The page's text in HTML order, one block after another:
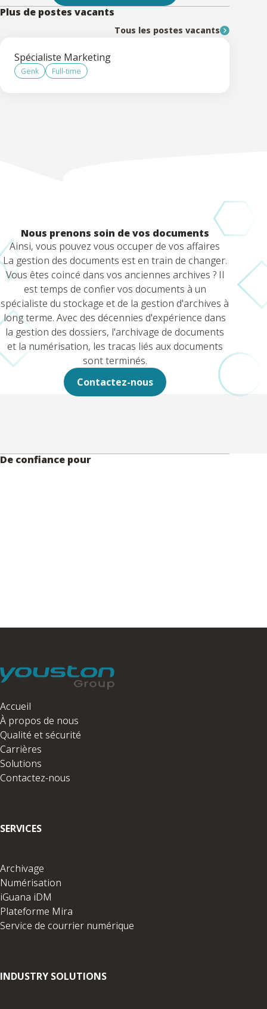
Plus de postes vacants
Tous les postes vacants
Spécialiste Marketing
Genk Full-time
Nous prenons soin de vos documents
Ainsi, vous pouvez vous occuper de vos affaires
La gestion des documents est en train de changer.
Vous êtes coincé dans vos anciennes archives ? Il
est temps de confier vos documents à un
spécialiste du stockage et de la gestion d'archives à
long terme. Avec des décennies d'expérience dans
la gestion des dossiers, l'archivage de documents
et la numérisation, les tracas liés aux documents
sont terminés.
Contactez-nous
De confiance pour
Accueil
À propos de nous
Qualité et sécurité
Carrières
Solutions
Contactez-nous
SERVICES
Archivage
Numérisation
iGuana iDM
Plateforme Mira
Service de courrier numérique
INDUSTRY SOLUTIONS